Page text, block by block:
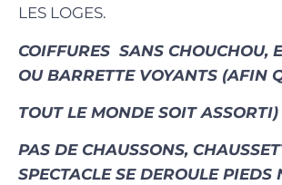
LES LOGES.
COIFFURES SANS CHOUCHOU,
OU BARRETTE VOYANTS (AFIN
TOUT LE MONDE SOIT ASSORTI)
PAS DE CHAUSSONS,
SPECTACLE SE DEROULE PIEDS